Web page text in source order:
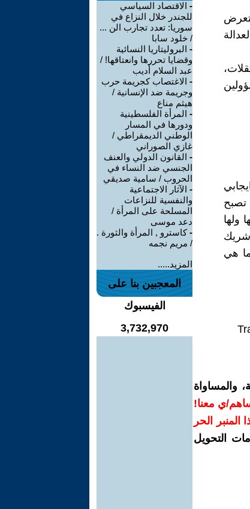
كن معتقلات،
تصبح
ولها
شريك
هي
والمساواة
ي معنا!
المنبر الحر
التحويل
- الاقتصاد السياسي
للجندر خلال النزاع في
سوريا: تعدد تجارب الن ...
/ خلود سابا
- البروليتاريا النسائية
وقضايا تحررها وانعتاقها! /
عبد السلام أديب
- الاغتصاب كجريمة حرب
وجريمة ضد الإنسانية /
هيثم مناع
- المرأة الفلسطينية
ودورها في المسار
الوطني الديمقراطي /
غازي الصوراني
- القانون الدولي والعنف
الجنسي ضد النساء في
الحروب / سامية صديقي
- الآثار الاجتماعية
والنفسية للنزاعات
المسلحة على المرأة /
دعد موسى
-كاسترو , المرأة والثورة .
/ مريم نجمه
المزيد.....
المعجبين بنا على
الفيسبوك
3,732,970